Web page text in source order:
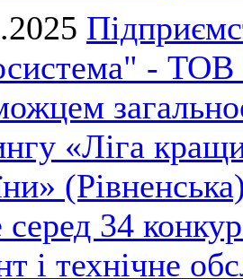
- ТОВ
«Ліга
серед 34
і технічне